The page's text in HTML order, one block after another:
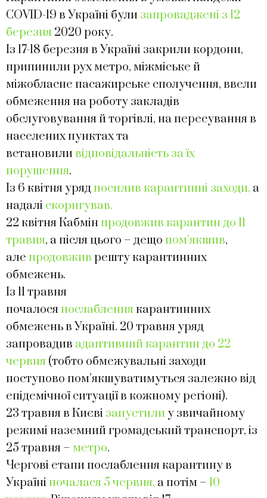
COVID-19 в Україні були запроваджені з 12
березня 2020 року.
Із 17-18 березня в Україні закрили кордони,
припинили рух метро, міжміське й
міжобласне пасажирське сполучення, ввели
обмеження на роботу закладів
обслуговування й торгівлі, на пересування в
населених пунктах та
встановили відповідальність за їх
порушення.
Із 6 квітня уряд посилив карантинні заходи, а
надалі скоригував.
22 квітня Кабмін продовжив карантин до 11
травня, а після цього – дещо пом’якшив,
але продовжив решту карантинних
обмежень.
Із 11 травня
почалося послаблення карантинних
обмежень в Україні. 20 травня уряд
запровадив адаптивний карантин до 22
червня (тобто обмежувальні заходи
поступово пом’якшуватимуться залежно від
епідемічної ситуації в кожному регіоні).
23 травня в Києві запустили у звичайному
режимі наземний громадський транспорт, із
25 травня – метро.
Чергові етапи послаблення карантину в
Україні почалася 5 червня, а потім – 10